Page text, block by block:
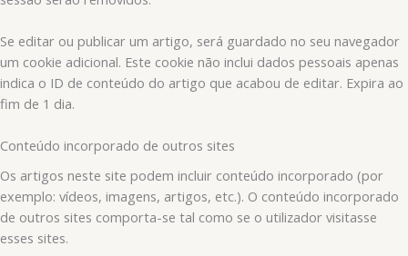
Se editar ou publicar um artigo, será guardado no seu navegador
um cookie adicional. Este cookie não inclui dados pessoais apenas
indica o ID de conteúdo do artigo que acabou de editar. Expira ao
fim de 1 dia.
Conteúdo incorporado de outros sites
Os artigos neste site podem incluir conteúdo incorporado (por
exemplo: vídeos, imagens, artigos, etc.). O conteúdo incorporado
de outros sites comporta-se tal como se o utilizador visitasse
esses sites.